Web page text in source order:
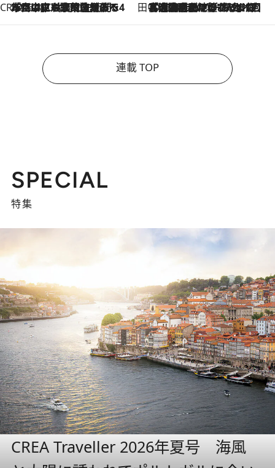
CREA'S CHOICE
2026.8.7
「立川にも歌舞伎があるんだよ」 片岡仁左衛門・市川中車ら豪華座組みで4年目の立川立飛歌舞伎へ 田中稲の勝手に再ブーム
2026.8.7
「湘南乃風に憧れて」観客大盛上がりの“タオル回し”に、ラッパー顔負けの高速歌唱まで…さだまさし（74）のアグレッシブすぎる現在地
連載 TOP
SPECIAL
特集
CREA Traveller 2026年夏号 海風